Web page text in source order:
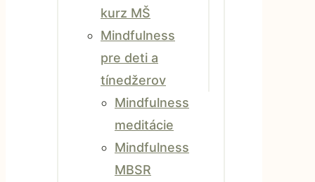
kurz MŠ
Mindfulness
pre deti a
tínedžerov
Mindfulness
meditácie
Mindfulness
MBSR